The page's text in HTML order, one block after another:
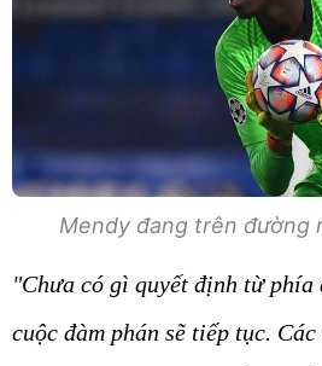
Mendy đang trên đường
"Chưa có gì quyết định từ phía
cuộc đàm phán sẽ tiếp tục.